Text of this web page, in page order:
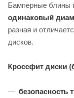
Бамперные блины
одинаковый
разная и
дисков.
Кроссфит диски
безопасность